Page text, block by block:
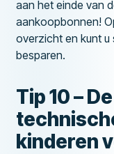
aan het einde van
aankoopbonnen!
overzicht en kunt u
besparen.
Tip 10 –
kinderen